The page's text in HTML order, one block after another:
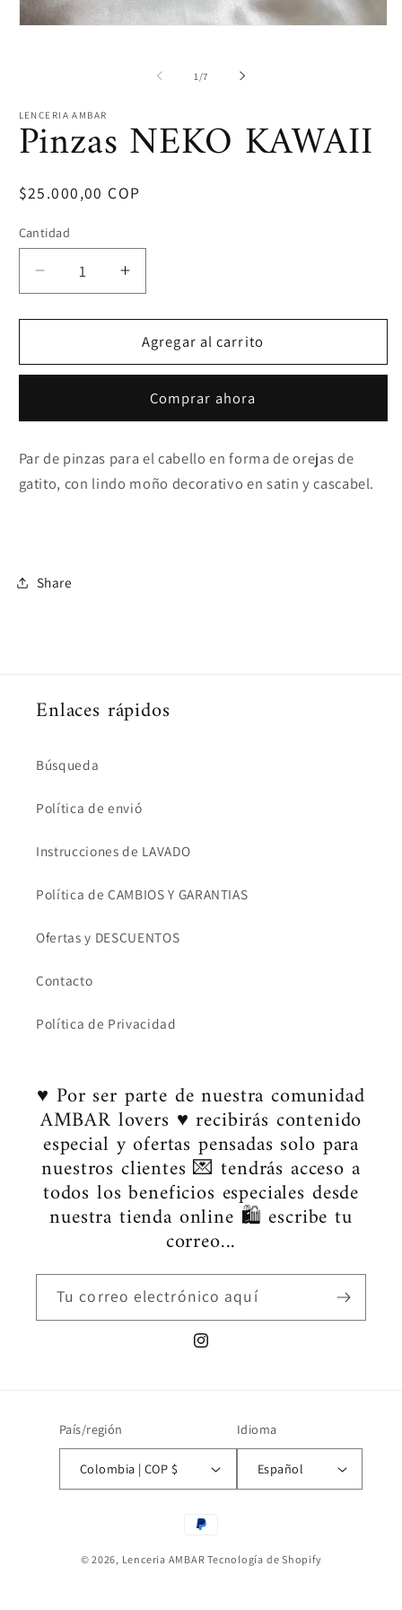
ventana
modal
1 /de
7
LENCERIA AMBAR
Pinzas NEKO KAWAII
Precio
$25.000,00 COP
Cantidad
Reducir
cantidad
para
NEKO
Aumentar
cantidad
para
Pinzas
NEKO
Agregar al carrito
Comprar ahora
Par de pinzas para el cabello en forma de orejas de
gatito, con lindo moño decorativo en satin y cascabel.
Share
Enlaces rápidos
Búsqueda
Política de envió
Instrucciones de LAVADO
Política de CAMBIOS Y GARANTIAS
Ofertas y DESCUENTOS
Contacto
Política de Privacidad
♥ Por ser parte de nuestra comunidad
AMBAR lovers ♥ recibirás contenido
especial y ofertas pensadas solo para
nuestros clientes 💌 tendrás acceso a
todos los beneficios especiales desde
nuestra tienda online 🛍️ escribe tu
correo...
Tu correo electrónico aquí
Instagram
País/región
Colombia | COP $
Idioma
Español
Formas
pago
© 2026, Lenceria AMBAR Tecnología de Shopify